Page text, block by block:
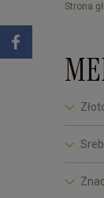
Strona